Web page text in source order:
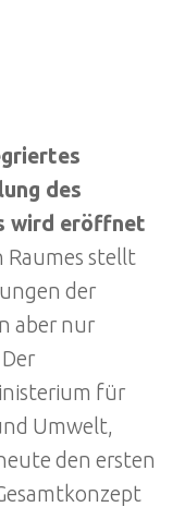
des
wird eröffnet
Raumes stellt
der
aber nur
für
Umwelt,
den ersten